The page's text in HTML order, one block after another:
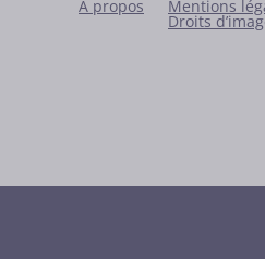
À propos Mentions
Droits